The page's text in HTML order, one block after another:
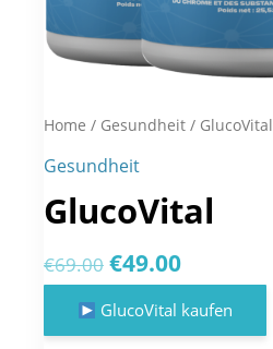
Home / Gesundheit / GlucoVital
Gesundheit
GlucoVital
€69.00 Original
price
was:
€49.00Current
price
is:
GlucoVital kaufen